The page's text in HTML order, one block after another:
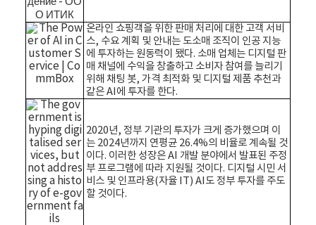
온라인 쇼핑객을 위한 판매 처리에 대한 고객 서비
스, 수요 계획 및 안내는 도소매 조직이 인공 지능
에 투자하는 원동력이 됐다. 소매 업체는 디지털 판
매 채널에 수익을 창출하고 소비자 참여를 늘리기
위해 채팅 봇, 가격 최적화 및 디지털 제품 추천과
같은 AI에 투자를 한다.
2020년, 정부 기관의 투자가 크게 증가했으며 이
는 2024년까지 연평균 26.4%의 비율로 계속될 것
이다. 이러한 성장은 AI 개발 분야에서 발표된 주정
부 프로그램에 따라 지원될 것이다. 디지털 시민 서
비스 및 인프라용(자율 IT) AI도 정부 투자를 주도
할 것이다.